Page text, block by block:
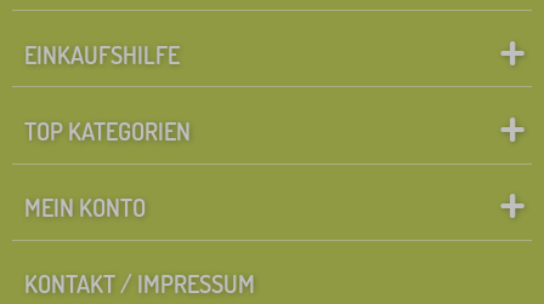
EINKAUFSHILFE
TOP KATEGORIEN
MEIN KONTO
KONTAKT / IMPRESSUM